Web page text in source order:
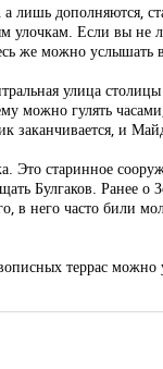
лишь дополняются,
улочкам. Если вы
же можно
улица
гулять
заканчивается, и
старинное
Булгаков. Ранее
него часто били
террас